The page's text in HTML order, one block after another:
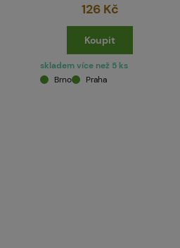
126 Kč
Koupit
skladem více než 5 ks
Brno
Praha